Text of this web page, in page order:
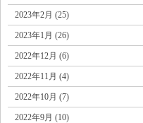
2023年2月 (25)
2023年1月 (26)
2022年12月 (6)
2022年11月 (4)
2022年10月 (7)
2022年9月 (10)